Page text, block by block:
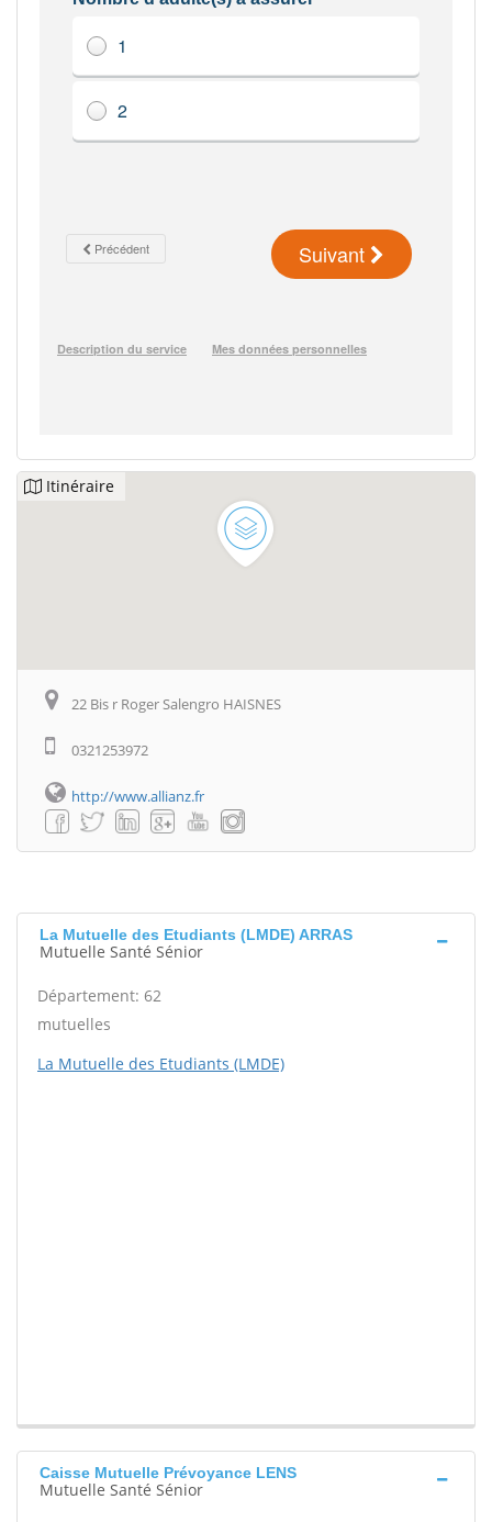
Itinéraire
22 Bis r Roger Salengro HAISNES
0321253972
http://www.allianz.fr
La Mutuelle des Etudiants (LMDE) ARRAS
Mutuelle Santé Sénior
Département: 62
mutuelles
La Mutuelle des Etudiants (LMDE)
Caisse Mutuelle Prévoyance LENS
Mutuelle Santé Sénior